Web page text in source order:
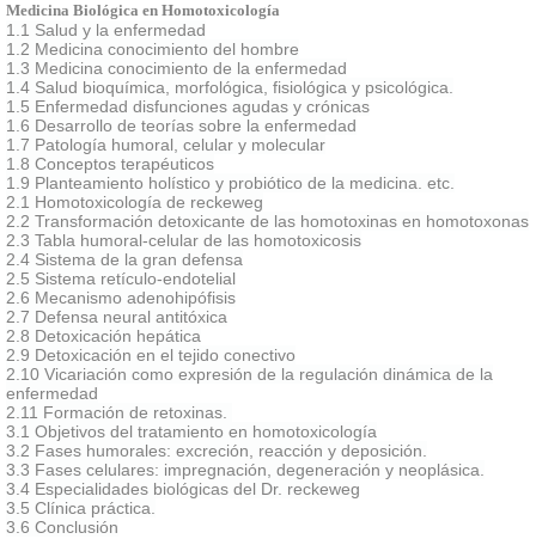
Medicina Biológica en Homotoxicología
1.1 Salud y la enfermedad
1.2 Medicina conocimiento del hombre
1.3 Medicina conocimiento de la enfermedad
1.4 Salud bioquímica, morfológica, fisiológica y psicológica.
1.5 Enfermedad disfunciones agudas y crónicas
1.6 Desarrollo de teorías sobre la enfermedad
1.7 Patología humoral, celular y molecular
1.8 Conceptos terapéuticos
1.9 Planteamiento holístico y probiótico de la medicina. etc.
2.1 Homotoxicología de reckeweg
2.2 Transformación detoxicante de las homotoxinas en homotoxonas
2.3 Tabla humoral-celular de las homotoxicosis
2.4 Sistema de la gran defensa
2.5 Sistema retículo-endotelial
2.6 Mecanismo adenohipófisis
2.7 Defensa neural antitóxica
2.8 Detoxicación hepática
2.9 Detoxicación en el tejido conectivo
2.10 Vicariación como expresión de la regulación dinámica de la
enfermedad
2.11 Formación de retoxinas.
3.1 Objetivos del tratamiento en homotoxicología
3.2 Fases humorales: excreción, reacción y deposición.
3.3 Fases celulares: impregnación, degeneración y neoplásica.
3.4 Especialidades biológicas del Dr. reckeweg
3.5 Clínica práctica.
3.6 Conclusión